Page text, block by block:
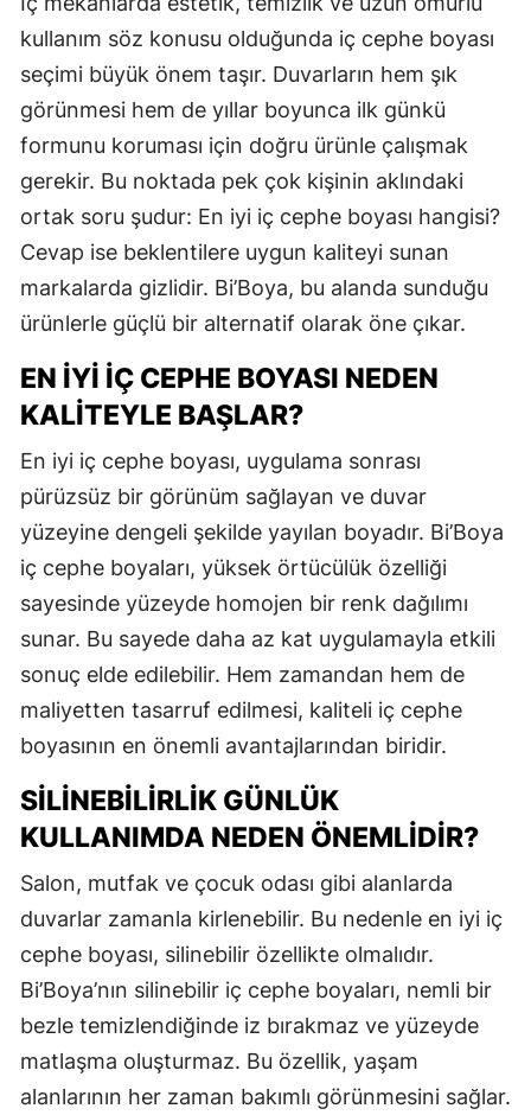
kullanım söz konusu olduğunda iç cephe boyası
seçimi büyük önem taşır. Duvarların hem şık
görünmesi hem de yıllar boyunca ilk günkü
formunu koruması için doğru ürünle çalışmak
gerekir. Bu noktada pek çok kişinin aklındaki
ortak soru şudur: En iyi iç cephe boyası hangisi?
Cevap ise beklentilere uygun kaliteyi sunan
markalarda gizlidir. Bi’Boya, bu alanda sunduğu
ürünlerle güçlü bir alternatif olarak öne çıkar.
EN İYI İÇ CEPHE BOYASI NEDEN
KALITEYLE BAŞLAR?
En iyi iç cephe boyası, uygulama sonrası
pürüzsüz bir görünüm sağlayan ve duvar
yüzeyine dengeli şekilde yayılan boyadır. Bi’Boya
iç cephe boyaları, yüksek örtücülük özelliği
sayesinde yüzeyde homojen bir renk dağılımı
sunar. Bu sayede daha az kat uygulamayla etkili
sonuç elde edilebilir. Hem zamandan hem de
maliyetten tasarruf edilmesi, kaliteli iç cephe
boyasının en önemli avantajlarından biridir.
SILINEBILIRLIK GÜNLÜK
KULLANIMDA NEDEN ÖNEMLIDIR?
Salon, mutfak ve çocuk odası gibi alanlarda
duvarlar zamanla kirlenebilir. Bu nedenle en iyi iç
cephe boyası, silinebilir özellikte olmalıdır.
Bi’Boya’nın silinebilir iç cephe boyaları, nemli bir
bezle temizlendiğinde iz bırakmaz ve yüzeyde
matlaşma oluşturmaz. Bu özellik, yaşam
alanlarının her zaman bakımlı görünmesini sağlar.